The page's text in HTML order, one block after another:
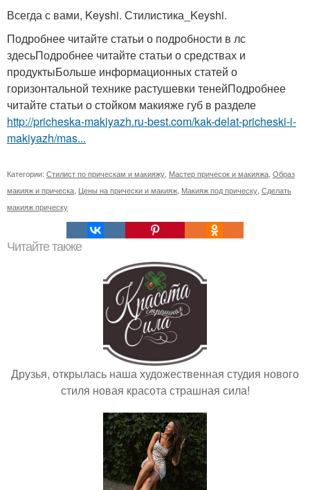
Всегда с вами, Keyshi. Стилистика_Keyshi.
Подробнее читайте статьи о подробности в лс
здесьПодробнее читайте статьи о средствах и
продуктыБольше информационных статей о
горизонтальной технике растушевки тенейПодробнее
читайте статьи о стойком макияже губ в разделе
http://pricheska-makiyazh.ru-best.com/kak-delat-pricheski-i-
makiyazh/mas...
Категории: Стилист по прическам и макияжу Мастер причесок и макияжа Образ
макияж и прическа Цены на прически и макияж Макияж под прическу Сделать
макияж прическу
Читайте также
Друзья, открылась наша художественная студия нового
стиля новая красота страшная сила!